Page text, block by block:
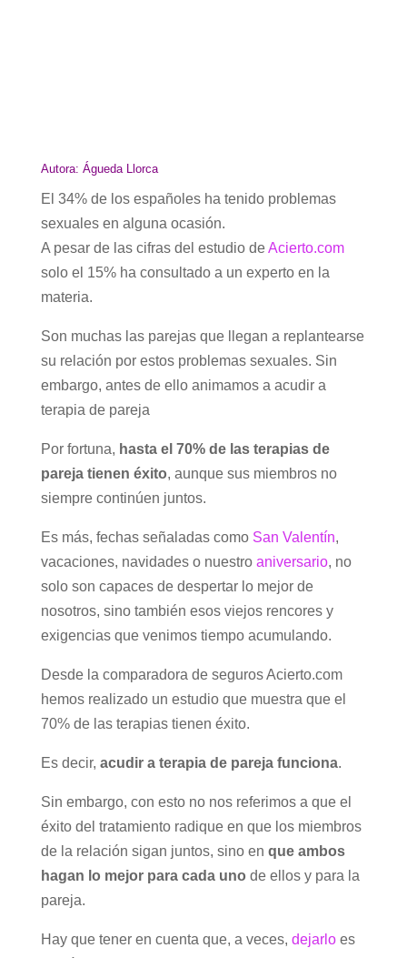
Autora: Águeda Llorca
El 34% de los españoles ha tenido problemas
sexuales en alguna ocasión.
A pesar de las cifras del estudio deAcierto.com
solo el 15% ha consultado a un experto en la
materia.
Son muchas las parejas que llegan a replantearse
su relación por estos problemas sexuales. Sin
embargo, antes de ello animamos a acudir a
terapia de pareja
Por fortuna, hasta el 70% de las terapias de
pareja tienen éxito, aunque sus miembros no
siempre continúen juntos.
Es más, fechas señaladas como San Valentín,
vacaciones, navidades o nuestro aniversario, no
solo son capaces de despertar lo mejor de
nosotros, sino también esos viejos rencores y
exigencias que venimos tiempo acumulando.
Desde la comparadora de seguros Acierto.com
hemos realizado un estudio que muestra que el
70% de las terapias tienen éxito.
Es decir, acudir a terapia de pareja funciona.
Sin embargo, con esto no nos referimos a que el
éxito del tratamiento radique en que los miembros
de la relación sigan juntos, sino en que ambos
hagan lo mejor para cada uno de ellos y para la
pareja.
Hay que tener en cuenta que, a veces, dejarloes